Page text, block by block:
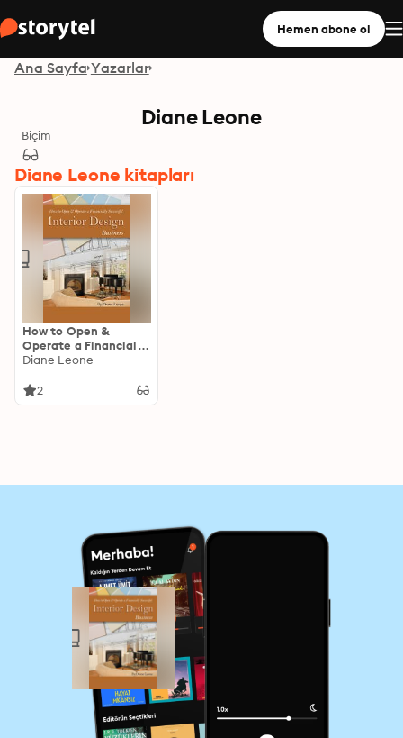
Hemen abone ol
Ana Sayfa Yazarlar
Diane Leone
Biçim
Diane Leone kitapları
How to Open &
Operate a Financially
Successful Interior
Diane Leone
2